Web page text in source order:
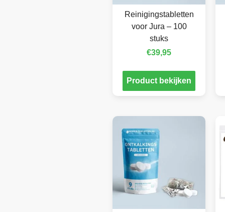
Reinigingstabletten
voor Jura – 100
stuks
€39,95
Product bekijken